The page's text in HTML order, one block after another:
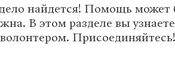
найдется! Помощь может
В этом разделе вы
Присоединяйтесь!